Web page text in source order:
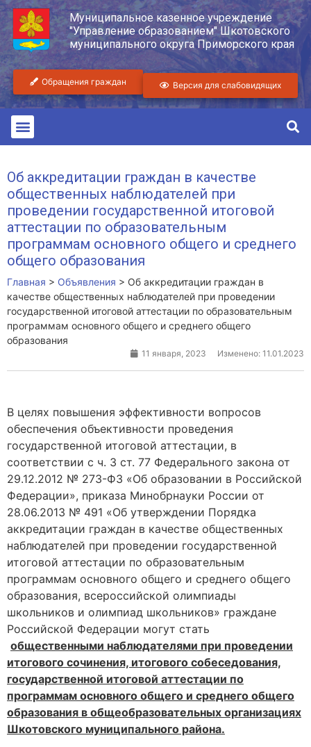
Муниципальное казенное учреждение
"Управление образованием" Шкотовского
муниципального округа Приморского края
Обращения граждан Версия для слабовидящих
Об аккредитации граждан в качестве
общественных наблюдателей при
проведении государственной итоговой
аттестации по образовательным
программам основного общего и среднего
общего образования
Главная > Объявления > Об аккредитации граждан в
качестве общественных наблюдателей при проведении
государственной итоговой аттестации по образовательным
программам основного общего и среднего общего
образования
11 января, 2023 Изменено: 11.01.2023
В целях повышения эффективности вопросов
обеспечения объективности проведения
государственной итоговой аттестации, в
соответствии с ч. 3 ст. 77 Федерального закона от
29.12.2012 № 273-ФЗ «Об образовании в Российской
Федерации», приказа Минобрнауки России от
28.06.2013 № 491 «Об утверждении Порядка
аккредитации граждан в качестве общественных
наблюдателей при проведении государственной
итоговой аттестации по образовательным
программам основного общего и среднего общего
образования, всероссийской олимпиады
школьников и олимпиад школьников» граждане
Российской Федерации могут стать
общественными наблюдателями при проведении
итогового сочинения, итогового собеседования,
государственной итоговой аттестации по
программам основного общего и среднего общего
образования в общеобразовательных организациях
Шкотовского муниципального района.